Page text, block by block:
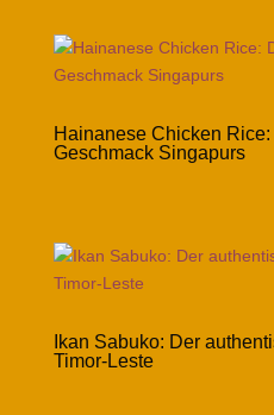
Hainanese Chicken
Geschmack Singapurs
Ikan Sabuko: Der
Timor-Leste